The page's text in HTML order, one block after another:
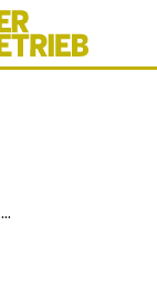
Kritik an neuen EU-Vorschriften für Quellensteuerverfahren